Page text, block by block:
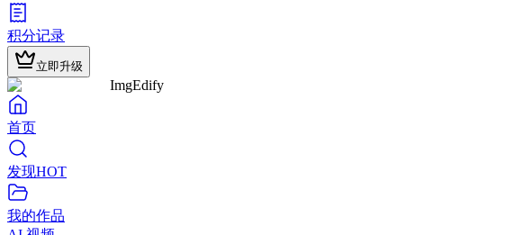
积分记录
立即升级
ImgEdify
首页
发现HOT
我的作品